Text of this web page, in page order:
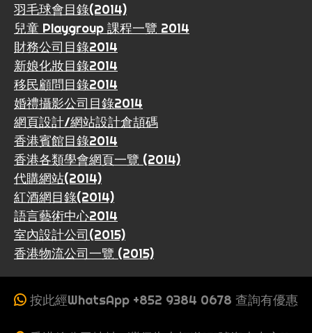
羽毛球會目錄(2014)
兒童 Playgroup 課程一覽 2014
財務公司目錄2014
新娘化妝目錄2014
移民顧問目錄2014
婚禮攝影公司目錄2014
網頁設計/網站設計倉頡碼
香港賓館目錄2014
香港各類學會網頁一覽 (2014)
代購網站(2014)
紅酒網目錄(2014)
語言藝術中心2014
室內設計公司(2015)
香港物流公司一覽 (2015)
按此經WhatsApp +852 9384 0678 查詢有優惠